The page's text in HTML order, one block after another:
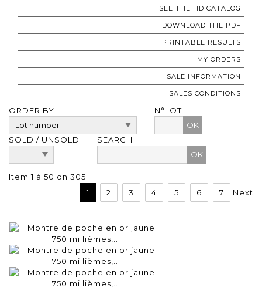
SEE THE HD CATALOG
DOWNLOAD THE PDF
PRINTABLE RESULTS
MY ORDERS
SALE INFORMATION
SALES CONDITIONS
ORDER BY
N°LOT
OK
SOLD / UNSOLD
SEARCH
Item 1 à 50 on 305
1
2 3 4 5 6 7 Next